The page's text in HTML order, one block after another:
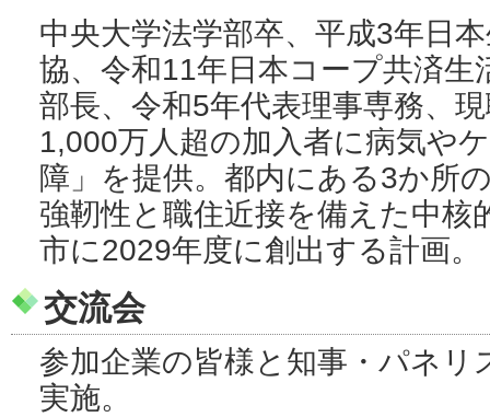
中央大学法学部卒、平成3年日
協、令和11年日本コープ共済生
部長、令和5年代表理事専務、
1,000万人超の加入者に病気や
障」を提供。都内にある3か所
強靭性と職住近接を備えた中核
市に2029年度に創出する計画。
交流会
参加企業の皆様と知事・パネリ
実施。